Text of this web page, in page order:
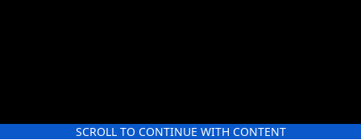
SCROLL TO CONTINUE WITH CONTENT